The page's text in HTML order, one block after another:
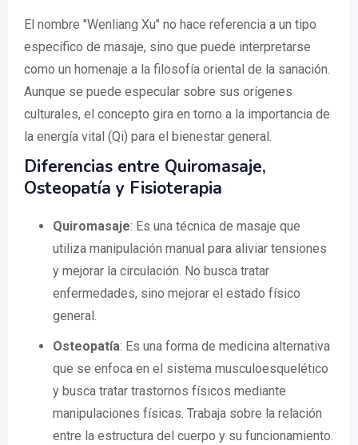
El nombre "Wenliang Xu" no hace referencia a un tipo
específico de masaje, sino que puede interpretarse
como un homenaje a la filosofía oriental de la sanación.
Aunque se puede especular sobre sus orígenes
culturales, el concepto gira en torno a la importancia de
la energía vital (Qi) para el bienestar general.
Diferencias entre Quiromasaje,
Osteopatía y Fisioterapia
Quiromasaje: Es una técnica de masaje que
utiliza manipulación manual para aliviar tensiones
y mejorar la circulación. No busca tratar
enfermedades, sino mejorar el estado físico
general.
Osteopatía: Es una forma de medicina alternativa
que se enfoca en el sistema musculoesquelético
y busca tratar trastornos físicos mediante
manipulaciones físicas. Trabaja sobre la relación
entre la estructura del cuerpo y su funcionamiento.